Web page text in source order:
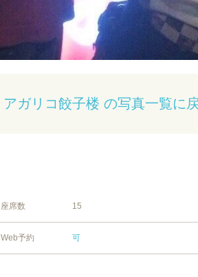
アガリコ餃子楼 の写真一覧に
座席数 15
Web予約 可